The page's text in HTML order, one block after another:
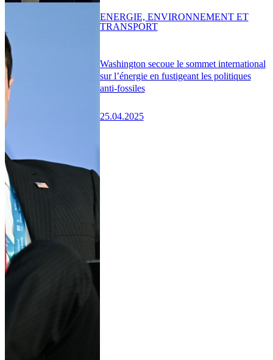
Washington secoue le sommet international
sur l’énergie en fustigeant les politiques
anti-fossiles
25.04.2025
ENERGIE, ENVIRONNEMENT ET
TRANSPORT